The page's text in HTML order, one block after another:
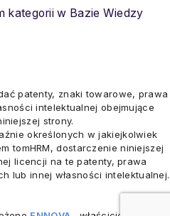
kategorii w Bazie Wiedzy
patenty, znaki towarowe, prawa
intelektualnej obejmujące
strony.
określonych w jakiejkolwiek
tomHRM, dostarczenie niniejszej
licencji na te patenty, prawa
lub innej własności intelektualnej.